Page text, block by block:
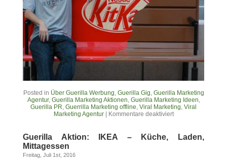
Posted in Über Guerilla Werbung, Guerilla Gig, Guerilla Marketing
Agentur, Guerilla Marketing Aktionen, Guerilla Marketing Ideen,
Guerilla PR, Guerrilla Marketing offline, Viral Marketing, Viral
Marketing Agentur| Kommentare deaktiviert
Guerilla Aktion: IKEA – Küche, Laden,
Mittagessen
Freitag, Juli 1st, 2016